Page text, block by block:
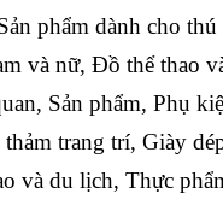
phẩm dành cho
và nữ, Đồ thể
Sản phẩm, Phụ
thảm trang trí, Giày
và du lịch, Thực